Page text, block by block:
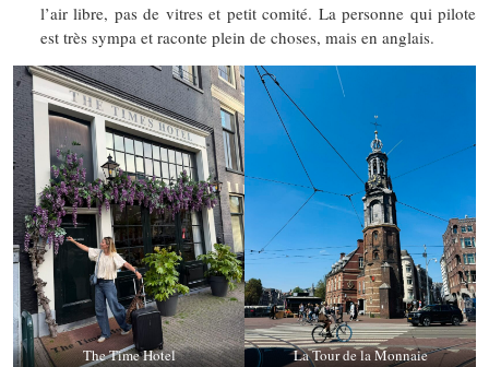
l’air libre, pas de vitres et petit comité. La personne qui pilote
est très sympa et raconte plein de choses, mais en anglais.
The Time Hotel La Tour de la Monnaie